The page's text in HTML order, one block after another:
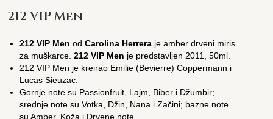
212 VIP Men
212 VIP Men odCarolina Herrera je amber drveni miris
za muškarce.212 VIP Men je predstavljen 2011, 50ml.
212 VIP Men je kreirao Emilie (Bevierre) Coppermann i
Lucas Sieuzac.
Gornje note su Passionfruit, Lajm, Biber i Džumbir;
srednje note su Votka, Džin, Nana i Začini; bazne note
su Amber, Koža i Drvene note.